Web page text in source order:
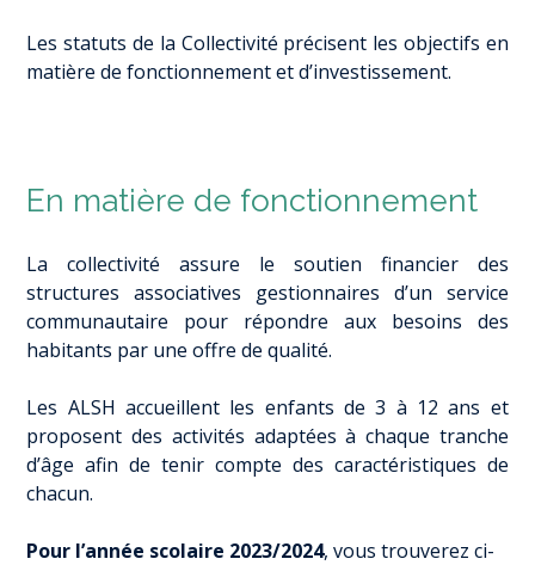
Les statuts de la Collectivité précisent les objectifs en
matière de fonctionnement et d’investissement.
En matière de fonctionnement
La collectivité assure le soutien financier des
structures associatives gestionnaires d’un service
communautaire pour répondre aux besoins des
habitants par une offre de qualité.
Les ALSH accueillent les enfants de 3 à 12 ans et
proposent des activités adaptées à chaque tranche
d’âge afin de tenir compte des caractéristiques de
chacun.
Pour l’année scolaire 2023/2024, vous trouverez ci-